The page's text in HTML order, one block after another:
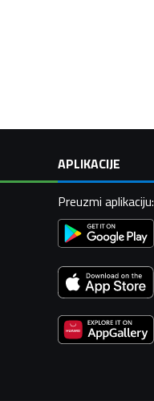
APLIKACIJE
Preuzmi aplikaciju: